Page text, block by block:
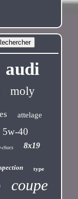
audi
moly
attelage
5w-40
chocs 8x19
type
coupe